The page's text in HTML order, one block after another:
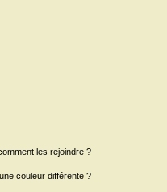
les rejoindre ?
couleur différente ?